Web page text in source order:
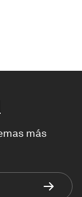
más